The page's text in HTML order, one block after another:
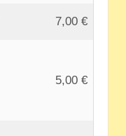
7,00 €
5,00 €